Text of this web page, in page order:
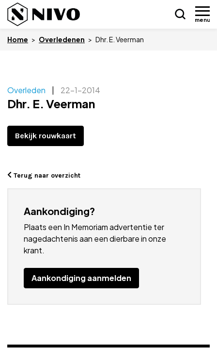
menu
to
content
Nieuws
Zakelijk
Vacatures
Adverteren
Adreswijziging
Contact
Home > Overledenen > Dhr. E. Veerman
Overleden | 22-1-2014
Dhr. E. Veerman
Bekijk rouwkaart
Terug naar overzicht
Aankondiging?
Plaats een In Memoriam advertentie ter
nagedachtenis aan een dierbare in onze
krant.
Aankondiging aanmelden